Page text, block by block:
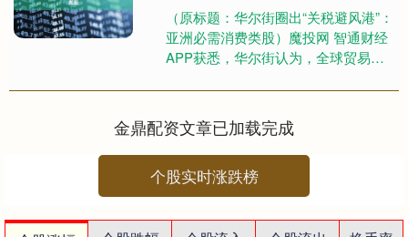
（原标题：华尔街圈出“关税避风港”：
亚洲必需消费类股）魔投网 智通财经
APP获悉，华尔街认为，全球贸易战
些满足本地买家基本需求的....
金鼎配资文章已加载完成
个股实时涨跌榜